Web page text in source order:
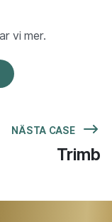
vi mer.
NÄSTA CASE
Trimb